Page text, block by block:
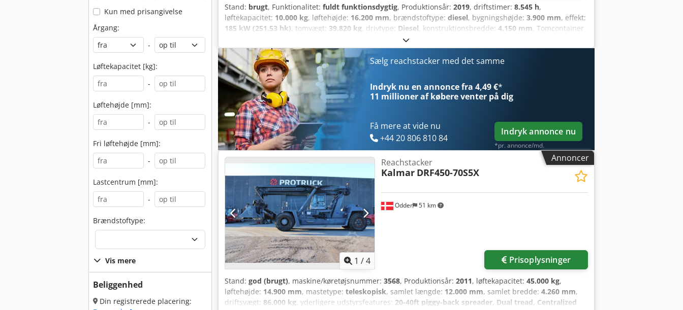
Kun med prisangivelse
Årgang:
-
Løftekapacitet [kg]:
-
Løftehøjde [mm]:
-
Fri løftehøjde [mm]:
-
Lastcentrum [mm]:
-
Brændstoftype:
Vis mere
Beliggenhed
Din registrerede placering:
Stand: brugt, Funktionalitet: fuldt funktionsdygtig, Produktionsår: 2019, driftstimer: 8.545 h,
løftekapacitet: 10.000 kg, løftehøjde: 16.200 mm, brændstoftype: diesel, bygningshøjde: 3.900 mm, effekt:
185 kW (251,53 hk), tomvægt: 39.820 kg, drivtype: Diesel, konstruktionsbredde: 4.150 mm, Tomcontainer
Reachstacker Gearkasse: Dana TE17300 Cjdpozq Ibzofx Am Tsrf Stand: Klar til brug og fuldt
funktionsdygtig Teknisk stand: god Dæk for størrelse: 14.00-24 Dæk bag størrelse: 14.00-24 DA:
Centralsmøresystem, bakkamera, luftaffjedret førersædeSælg reachstacker med det samme
Indryk nu en annonce fra 4,49 €*
11 millioner af købereventer på dig
Få mere at vide nu
+44 20 806 810 84
Indryk annonce nu
*pr. annonce/md.
Annoncer
1 /4
Odder 51 km
Reachstacker
Kalmar DRF450-70S5X
Prisoplysninger
Stand: god (brugt), maskine/køretøjsnummer: 3568, Produktionsår: 2011, løftekapacitet: 45.000 kg,
løftehøjde: 14.900 mm, mastetype: teleskopisk, samlet længde: 12.000 mm, samlet bredde: 4.260 mm,
driftsvægt: 86.000 kg, yderligere udstyrsfeatures: 20-40ft piggy-back spreader, Dual tread, Centralized